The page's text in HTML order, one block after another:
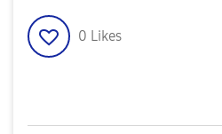
0 Likes